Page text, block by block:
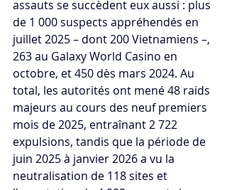
assauts se succèdent eux aussi : plus
de 1 000 suspects appréhendés en
juillet 2025 – dont 200 Vietnamiens –,
263 au Galaxy World Casino en
octobre, et 450 dès mars 2024. Au
total, les autorités ont mené 48 raids
majeurs au cours des neuf premiers
mois de 2025, entraînant 2 722
expulsions, tandis que la période de
juin 2025 à janvier 2026 a vu la
neutralisation de 118 sites et